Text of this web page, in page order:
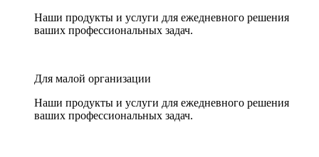
Наши продукты и услуги для ежедневного решения
ваших профессиональных задач.
Для малой организации
Наши продукты и услуги для ежедневного решения
ваших профессиональных задач.